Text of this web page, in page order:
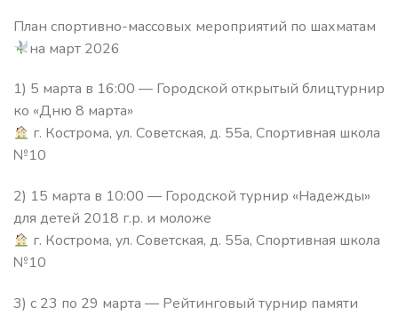
План спортивно-массовых мероприятий по шахматам
на март 2026
1) 5 марта в 16:00 — Городской открытый блицтурнир
ко «Дню 8 марта»
г. Кострома, ул. Советская, д. 55а, Спортивная школа
№10
2) 15 марта в 10:00 — Городской турнир «Надежды»
для детей 2018 г.р. и моложе
г. Кострома, ул. Советская, д. 55а, Спортивная школа
№10
3) с 23 по 29 марта — Рейтинговый турнир памяти